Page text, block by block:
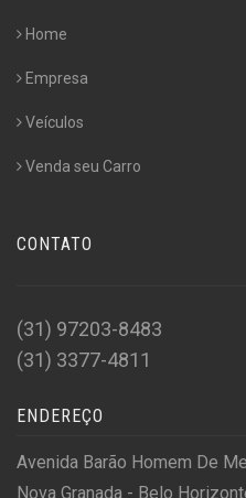
Home
Empresa
Veículos
Venda seu Carro
CONTATO
(31) 97203-8483
(31) 3377-4811
ENDEREÇO
Avenida Barão Homem De
Nova Granada - Belo